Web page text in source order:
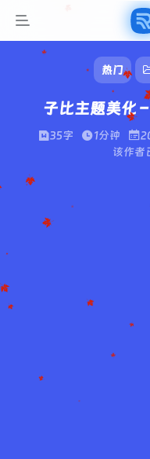
热门
子比主题美化
35字 1分钟
该作者